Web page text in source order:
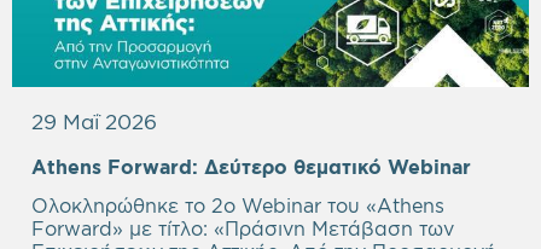
29 Μαΐ 2026
Athens Forward: Δεύτερο θεματικό Webinar
Ολοκληρώθηκε το 2ο Webinar του «Athens
Forward» με τίτλο: «Πράσινη Μετάβαση των